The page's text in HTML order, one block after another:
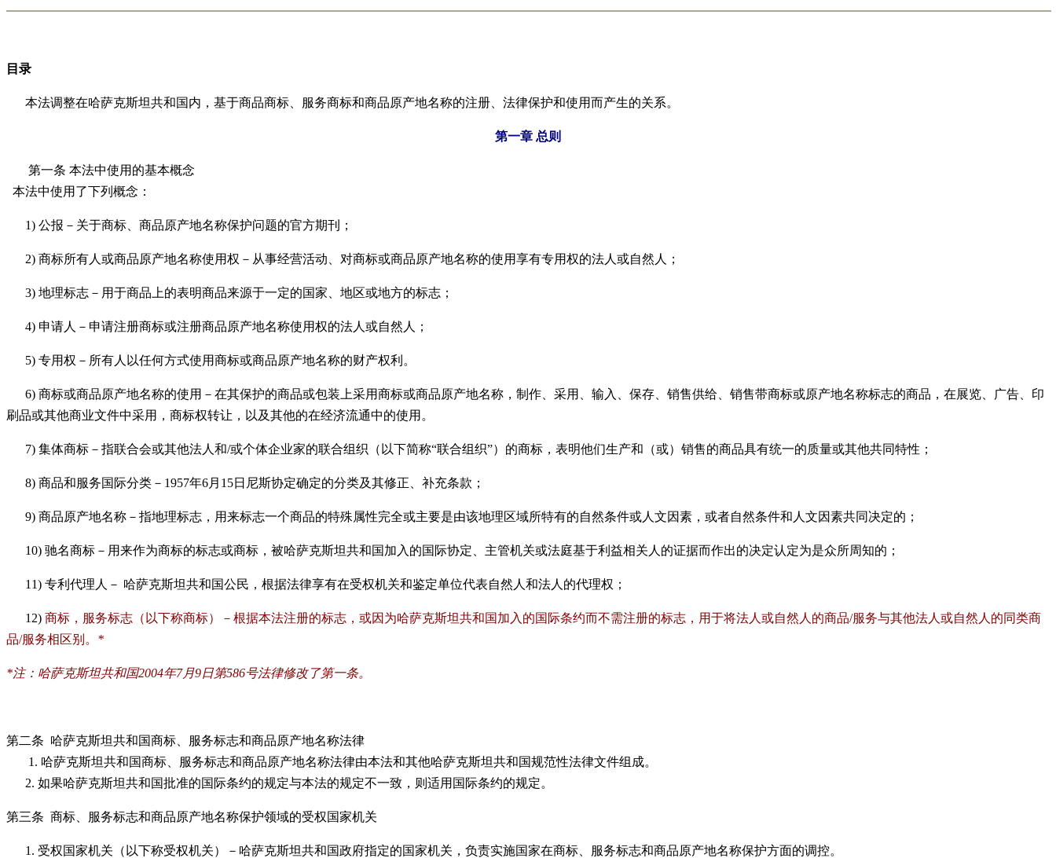
目录
本法调整在哈萨克斯坦共和国内，基于商品商标、服务商标和商品原产地名称的注册、法律保护和使用而产生的关系。
第一章 总则
第一条 本法中使用的基本概念
本法中使用了下列概念：
1) 公报－关于商标、商品原产地名称保护问题的官方期刊；
2) 商标所有人或商品原产地名称使用权 －从事经营活动、对商标或商品原产地名称的使用享有专用权的法人或自然人；
3) 地理标志－用于商品上的表明商品来源于一定的国家、地区或地方的标志；
4) 申请人－申请注册商标或注册商品原产地名称使用权的法人或自然人；
5) 专用权－所有人以任何方式使用商标或商品原产地名称的财产权利。
6) 商标或商品原产地名称的使用－在其保护的商品或包装上采用商标或商品原产地名称，制作、采用、输入、保存、销售供给、销售带商标或原产地名称标志的商品，在展览、广告、印
刷品或其他商业文件中采用，商标权转让，以及其他的在经济流通中的使用。
7) 集体商标－指联合会或其他法人和/或个体企业家的联合组织（以下简称“联合组织”）的商标，表明他们生产和（或）销售的商品具有统一的质量或其他共同特性；
8) 商品和服务国际分类－ 1957年6月 15日 尼斯协定确定的分类及其修正、补充条款；
9) 商品原产地名称－指地理标志，用来标志一个商品的特殊属性完全或主要是由该地理区域所特有的自然条件或人文因素，或者自然条件和人文因素共同决定的；
10) 驰名商标－用来作为商标的标志或商标，被哈萨克斯坦共和国加入的国际协定、主管机关或法庭基于利益相关人的证据而作出的决定认定为是众所周知的；
11) 专利代理人－ 哈萨克斯坦共和国公民，根据法律享有在受权机关和鉴定单位代表自然人和法人的代理权；
12) 商标，服务标志（以下称商标）－根据本法注册的标志，或因为哈萨克斯坦共和国加入的国际条约而不需注册的标志，用于将法人或自然人的商品/服务与其他法人或自然人的同类商
品/服务相区别。 *
*注：哈萨克斯坦共和国2004年7月9日第586号法律修改了第一条。
第二条 哈萨克斯坦共和国商标、服务标志和商品原产地名称法律
1. 哈萨克斯坦共和国商标、服务标志和商品原产地名称法律由本法和其他哈萨克斯坦共和国规范性法律文件组成。
2. 如果哈萨克斯坦共和国批准的国际条约的规定与本法的规定不一致，则适用国际条约的规定。
第三条 商标、服务标志和商品原产地名称保护领域的受权国家机关
1. 受权国家机关（以下称受权机关）－哈萨克斯坦共和国政府指定的国家机关，负责实施国家在商标、服务标志和商品原产地名称保护方面的调控。